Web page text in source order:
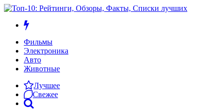
Фильмы
Электроника
Авто
Животные
Лучшее
Свежее